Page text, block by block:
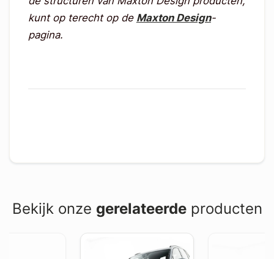
kunt op terecht op de Maxton Design-
pagina.
Bekijk onze gerelateerdeproducten